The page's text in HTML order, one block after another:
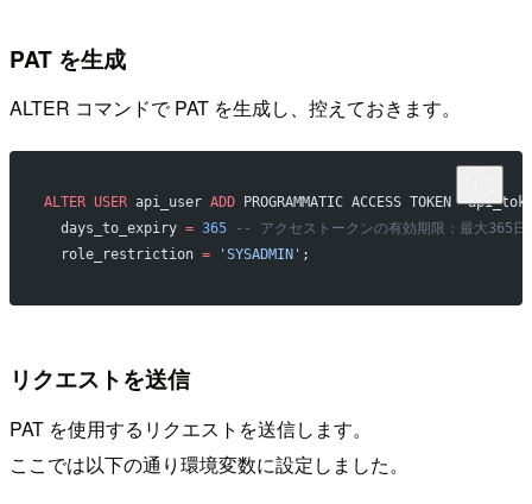
PAT を生成
ALTER コマンドで PAT を生成し、控えておきます。
ALTER USER api_user ADD PROGRAMMATIC ACCESS TOKEN
  days_to_expiry
= 365 -- アクセストークンの有効期限：最大365日
  role_restriction
= 'SYSADMIN' ;
リクエストを送信
PAT を使用するリクエストを送信します。
ここでは以下の通り環境変数に設定しました。